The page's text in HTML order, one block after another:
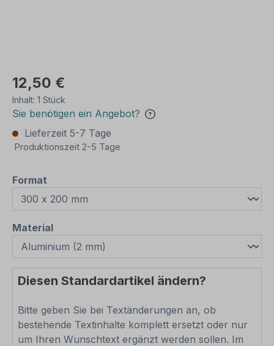
12,50 €
Inhalt: 1 Stück
Sie benötigen ein Angebot?
Lieferzeit 5-7 Tage
Produktionszeit 2-5 Tage
Format
Materialauswählen
Diesen Standardartikel ändern?
Bitte geben Sie bei Textänderungen an, ob
bestehende Textinhalte komplett ersetzt oder nur
um Ihren Wunschtext ergänzt werden sollen. Im